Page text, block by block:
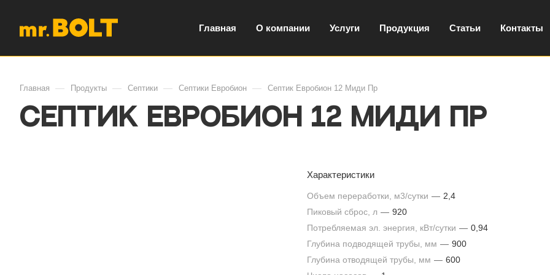
Главная О компании Услуги Продукция Статьи Контакты
Главная — Продукты — Септики — Септики Евробион — Септик Евробион 12 Миди Пр
Септик Евробион 12 Миди Пр
Характеристики
Объем переработки, м3/сутки — 2,4
Пиковый сброс, л — 920
Потребляемая эл. энергия, кВт/сутки — 0,94
Глубина подводящей трубы, мм — 900
Глубина отводящей трубы, мм — 600